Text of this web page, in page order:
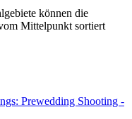
können die
Mittelpunkt sortiert